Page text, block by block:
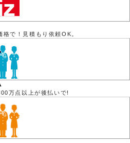
で！見積もり依頼OK。
万点以上が後払いで!